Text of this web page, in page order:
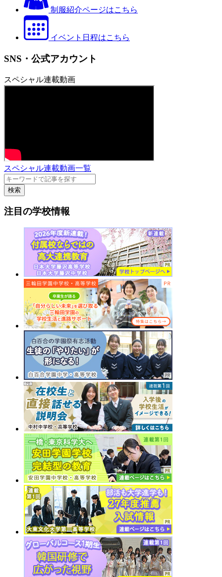
制服紹介ページはこちら
イベント日程はこちら
SNS・公式アカウント
スペシャル連載動画
スペシャル連載動画一覧
検索
注目の学校情報